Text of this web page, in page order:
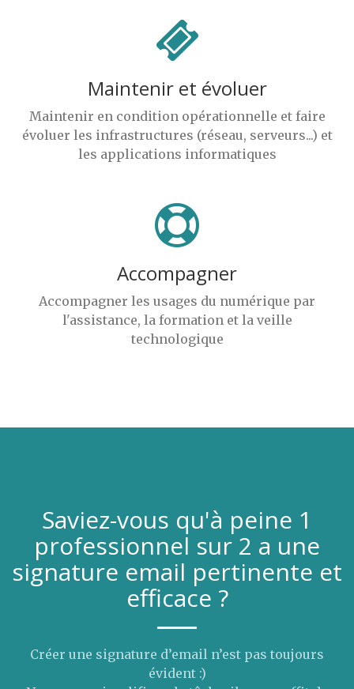
Maintenir et évoluer
Maintenir en condition opérationnelle et faire
évoluer les infrastructures (réseau, serveurs...) et
les applications informatiques
Accompagner
Accompagner les usages du numérique par
l'assistance, la formation et la veille
technologique
Saviez-vous qu'à peine 1
professionnel sur 2 a une
signature email pertinente et
efficace ?
Créer une signature d’email n’est pas toujours
évident :)